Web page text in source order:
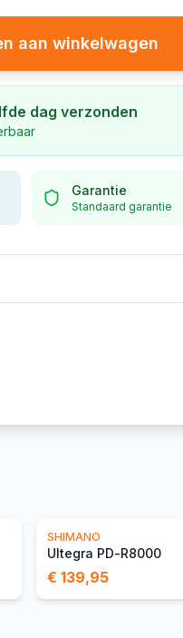
aan winkelwagen
dag verzonden
Garantie
Standaard garantie
SHIMANO
Ultegra PD-R8000
€ 139,95